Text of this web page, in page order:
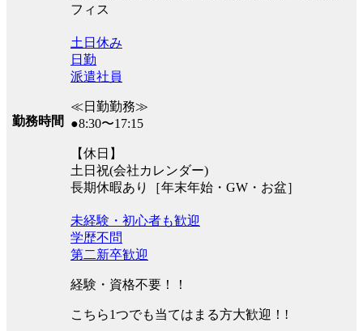
フィス
勤務時間
土日休み
日勤
派遣社員
≪日勤勤務≫
●8:30〜17:15
【休日】
土日祝(会社カレンダー)
長期休暇あり［年末年始・GW・お盆］
未経験・初心者も歓迎
学歴不問
第二新卒歓迎
経験・資格不要！！
こちら1つでも当てはまる方大歓迎！!